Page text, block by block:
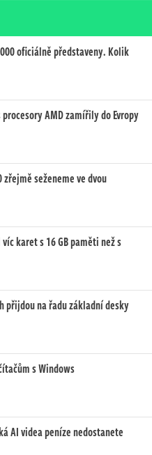
oficiálně představeny. Kolik
procesory AMD zamířily do Evropy
seženeme ve dvou
karet s 16 GB paměti než s
přijdou na řadu základní desky
s Windows
AI videa peníze nedostanete